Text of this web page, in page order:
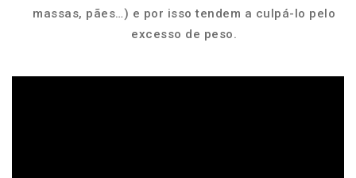
massas, pães…) e por isso tendem a culpá-lo pelo
excesso de peso.